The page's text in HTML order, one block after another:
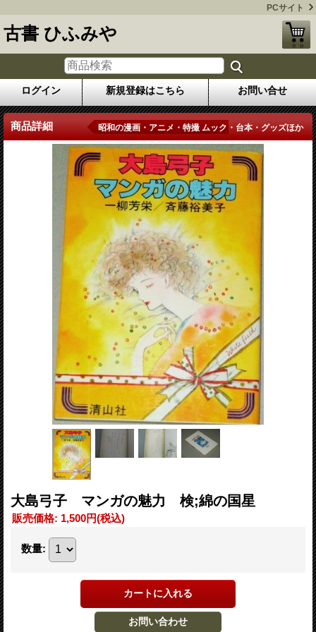
PCサイト
古書 ひふみや
ログイン 新規登録はこちら お問い合せ
商品詳細 昭和の漫画・アニメ・特撮 ムック・台本・グッズほか
大島弓子 マンガの魅力 検;綿の国星
販売価格: 1,500円(税込)
数量: